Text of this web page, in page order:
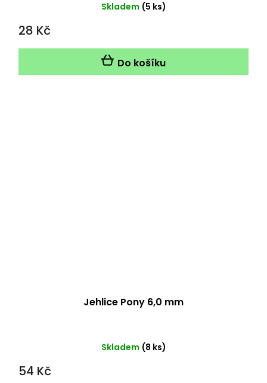
Skladem (5 ks)
28 Kč
Do košíku
Jehlice Pony 6,0 mm
Skladem (8 ks)
54 Kč